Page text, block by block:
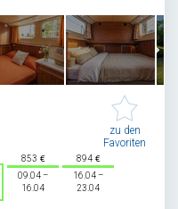
zu den
Favoriten
853
09.04 –
16.04
894
16.04 –
23.04